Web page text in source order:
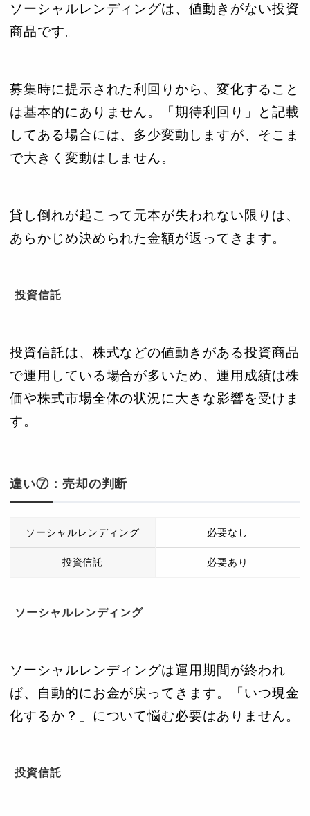
ソーシャルレンディングは、値動きがない投資
商品です。
募集時に提示された利回りから、変化すること
は基本的にありません。「期待利回り」と記載
してある場合には、多少変動しますが、そこま
で大きく変動はしません。
貸し倒れが起こって元本が失われない限りは、
あらかじめ決められた金額が返ってきます。
投資信託
投資信託は、株式などの値動きがある投資商品
で運用している場合が多いため、運用成績は株
価や株式市場全体の状況に大きな影響を受けま
す。
違い⑦：売却の判断
ソーシャルレンディング 必要なし
投資信託 必要あり
ソーシャルレンディング
ソーシャルレンディングは運用期間が終われ
ば、自動的にお金が戻ってきます。「いつ現金
化するか？」について悩む必要はありません。
投資信託